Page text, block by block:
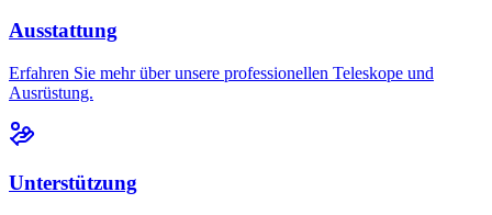
Ausstattung
Erfahren Sie mehr über unsere professionellen Teleskope und
Ausrüstung.
Unterstützung